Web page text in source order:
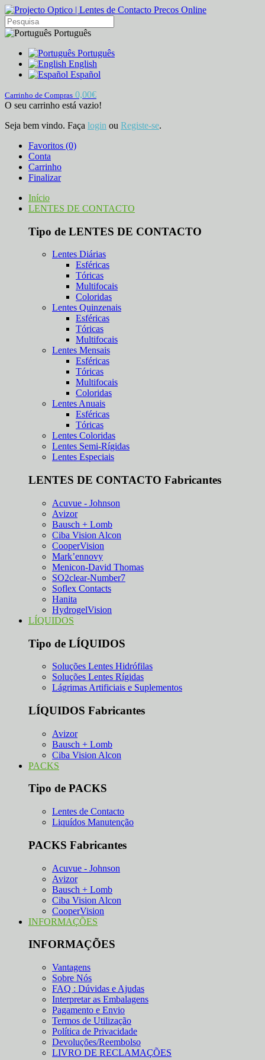
Português
Português
English
Español
Carrinho de Compras 0,00€
O seu carrinho está vazio!
Seja bem vindo. Faça login ou Registe-se.
Favoritos (0)
Conta
Carrinho
Finalizar
Início
LENTES DE CONTACTO
Tipo de LENTES DE CONTACTO
Lentes Diárias
Esféricas
Tóricas
Multifocais
Coloridas
Lentes Quinzenais
Esféricas
Tóricas
Multifocais
Lentes Mensais
Esféricas
Tóricas
Multifocais
Coloridas
Lentes Anuais
Esféricas
Tóricas
Lentes Coloridas
Lentes Semi-Rígidas
Lentes Especiais
LENTES DE CONTACTO Fabricantes
Acuvue - Johnson
Avizor
Bausch + Lomb
Ciba Vision Alcon
CooperVision
Mark’ennovy
Menicon-David Thomas
SO2clear-Number7
Soflex Contacts
Hanita
HydrogelVision
LÍQUIDOS
Tipo de LÍQUIDOS
Soluções Lentes Hidrófilas
Soluções Lentes Rígidas
Lágrimas Artificiais e Suplementos
LÍQUIDOS Fabricantes
Avizor
Bausch + Lomb
Ciba Vision Alcon
PACKS
Tipo de PACKS
Lentes de Contacto
Liquídos Manutenção
PACKS Fabricantes
Acuvue - Johnson
Avizor
Bausch + Lomb
Ciba Vision Alcon
CooperVision
INFORMAÇÕES
INFORMAÇÕES
Vantagens
Sobre Nós
FAQ : Dúvidas e Ajudas
Interpretar as Embalagens
Pagamento e Envio
Termos de Utilização
Política de Privacidade
Devoluções/Reembolso
LIVRO DE RECLAMAÇÕES